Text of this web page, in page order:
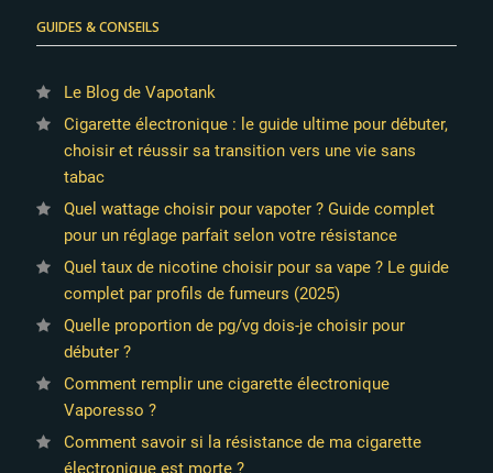
GUIDES & CONSEILS
Le Blog de Vapotank
Cigarette électronique : le guide ultime pour débuter,
choisir et réussir sa transition vers une vie sans
tabac
Quel wattage choisir pour vapoter ? Guide complet
pour un réglage parfait selon votre résistance
Quel taux de nicotine choisir pour sa vape ? Le guide
complet par profils de fumeurs (2025)
Quelle proportion de pg/vg dois-je choisir pour
débuter ?
Comment remplir une cigarette électronique
Vaporesso ?
Comment savoir si la résistance de ma cigarette